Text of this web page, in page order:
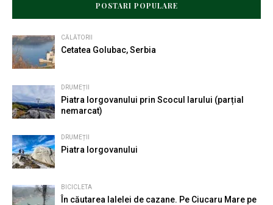
POSTARI POPULARE
CĂLĂTORII
Cetatea Golubac, Serbia
DRUMEȚII
Piatra Iorgovanului prin Scocul Iarului (parțial
nemarcat)
DRUMEȚII
Piatra Iorgovanului
BICICLETA
În căutarea lalelei de cazane. Pe Ciucaru Mare pe